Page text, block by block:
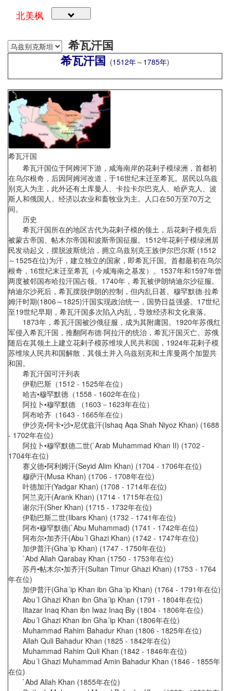
北美枫
希瓦汗国
希瓦汗国 (1512年～ 1785年)
希瓦汗国
希瓦汗国位于阿姆河下游，咸海南岸的花剌子模绿洲，首都初
在乌尔根奇，后因阿姆河改道，于16世纪末迁至希瓦。居民以乌兹
别克人为主，此外还有土库曼人、卡拉卡尔巴克人、哈萨克人、波
斯人和俄国人。经济以农业和畜牧业为主。人口在50万至70万之
间。
历史
希瓦汗国所在的地区古代为花剌子模的领土，后花剌子模先后
被蒙古帝国、帖木尔帝国和波斯帝国征服。1512年花剌子模绿洲居
民发动起义，摆脱波斯统治，拥立乌兹别克王族伊尔巴尔斯 (1512
～1525在位)为汗，建立独立的国家，即希瓦汗国。首都最初在乌尔
根奇，16世纪末迁至希瓦（今咸海南之基发）。1537年和1597年曾
两度被邻国布哈拉汗国占领。1740年，希瓦被伊朗纳迪尔沙征服。
纳迪尔沙死后，希瓦摆脱伊朗的控制，但内乱日甚。穆罕默德·拉希
姆汗时期(1806～1825)汗国实现政治统一，国势日益强盛。17世纪
至19世纪早期，希瓦汗国多次陷入内乱，导致经济和文化衰落。
1873年，希瓦汗国被沙俄征服，成为其附庸国。1920年苏俄红
军侵入希瓦汗国，推翻阿布德·阿拉汗的统治，希瓦汗国灭亡。苏俄
随后在其领土上建立花剌子模苏维埃人民共和国，1924年花剌子模
苏维埃人民共和国解散，其领土并入乌兹别克和土库曼两个加盟共
和国。
希瓦汗国可汗列表
伊勒巴斯（1512 - 1525年在位）
哈吉•穆罕默德（1558 - 1602年在位）
阿拉卜•穆罕默德 （1603－1623年在位）
阿布哈齐（1643 - 1665年在位）
伊沙克•阿卡•沙•尼优兹汗(Ishaq Aqa Shah Niyoz Khan) (1688
- 1702年在位)
阿拉卜•穆罕默德二世(`Arab Muhammad Khan II) (1702 -
1704年在位)
赛义德•阿利姆汗(Seyid Alim Khan) (1704 - 1706年在位)
穆萨汗(Musa Khan) (1706 - 1708年在位)
叶德加汗(Yadgar Khan) (1708 - 1714年在位)
阿兰克汗(Arank Khan) (1714 - 1715年在位)
谢尔汗(Sher Khan) (1715 - 1732年在位)
伊勒巴斯二世(Ilbars Khan) (1732 - 1741年在位)
阿布•穆罕默德(`Abu Muhammad) (1741 - 1742年在位)
阿布尔•加齐汗(Abu´l Ghazi Khan) (1742 - 1747年在位)
加伊普汗(Gha´ip Khan) (1747 - 1750年在位)
`Abd Allah Qarabay Khan (1750 - 1753年在位)
苏丹•帖木尔•加齐汗(Sultan Timur Ghazi Khan) (1753 - 1764
年在位)
加伊普汗(Gha´ip Khan ibn Gha´ip Khan) (1764 - 1791年在位)
Abu´l Ghazi Khan ibn Gha´ip Khan (1791 - 1804年在位)
Iltazar Inaq Khan ibn Iwaz Inaq Biy (1804 - 1806年在位)
Abu´l Ghazi Khan ibn Gha´ip Khan (1806年在位)
Muhammad Rahim Bahadur Khan (1806 - 1825年在位)
Allah Quli Bahadur Khan (1825 - 1842年在位)
Muhammad Rahim Quli Khan (1842 - 1846年在位)
Abu´l Ghazi Muhammad Amin Bahadur Khan (1846 - 1855年
在位)
`Abd Allah Khan (1855年在位)